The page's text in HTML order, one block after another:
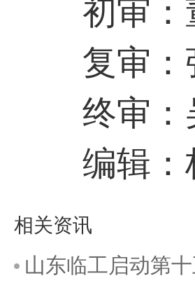
初审：
复审：
终审：
编辑：
相关资讯
山东临工启动第